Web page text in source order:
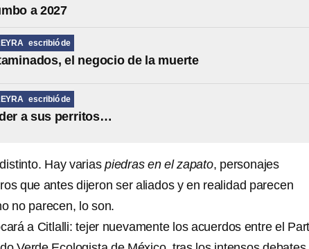
a 2027
escribió de
el negocio de la muerte
escribió de
a sus perritos…
Hay varias piedras en el zapato, personajes
que antes dijeron ser aliados y en realidad parecen
no parecen, lo son.
a Citlalli: tejer nuevamente los acuerdos entre el